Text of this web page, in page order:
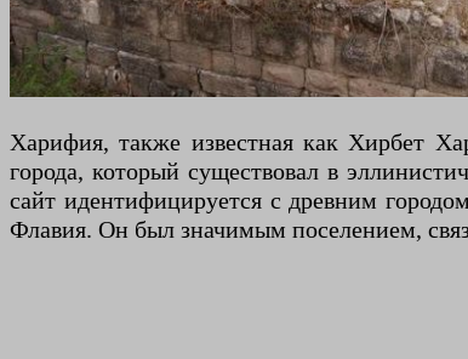
Харифия, также известная как Хирбет
города, который существовал в
сайт идентифицируется с древним
Флавия. Он был значимым поселением,